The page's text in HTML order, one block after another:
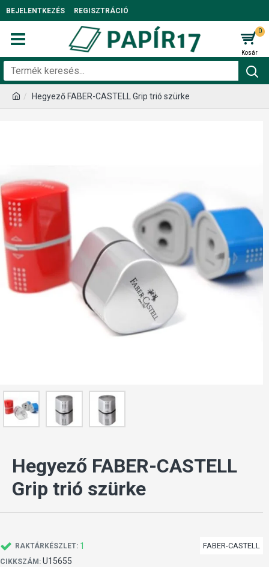
BEJELENTKEZÉS REGISZTRÁCIÓ
0
Hegyező FABER-CASTELL Grip trió szürke
Hegyező FABER-CASTELL
Grip trió szürke
RAKTÁRKÉSZLET: 1
CIKKSZÁM: U15655
FABER-CASTELL